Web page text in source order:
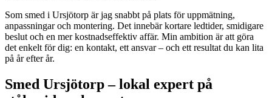
Som smed i Ursjötorp är jag snabbt på plats för uppmätning,
anpassningar och montering. Det innebär kortare ledtider, smidigare
beslut och en mer kostnadseffektiv affär. Min ambition är att göra
det enkelt för dig: en kontakt, ett ansvar – och ett resultat du kan lita
på år efter år.
Smed Ursjötorp – lokal expert på